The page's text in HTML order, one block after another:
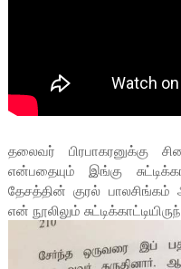
தலைவர் பிரபாகரனுக்கு
என்பதையும் இங்கு
தேசத்தின் குரல்
என் நூலிலும்